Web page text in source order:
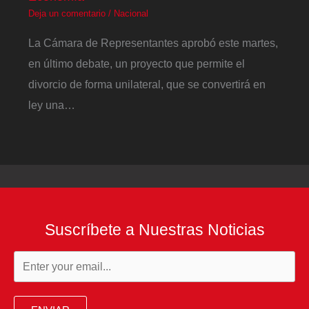
Deja un comentario / Nacional
La Cámara de Representantes aprobó este martes,
en último debate, un proyecto que permite el
divorcio de forma unilateral, que se convertirá en
ley una…
Suscríbete a Nuestras Noticias